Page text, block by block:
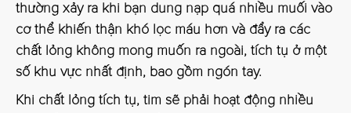
thường xảy ra khi bạn dung nạp quá nhiều muối vào
cơ thể khiến thận khó lọc máu hơn và đẩy ra các
chất lỏng không mong muốn ra ngoài, tích tụ ở một
số khu vực nhất định, bao gồm ngón tay.
Khi chất lỏng tích tụ, tim sẽ phải hoạt động nhiều